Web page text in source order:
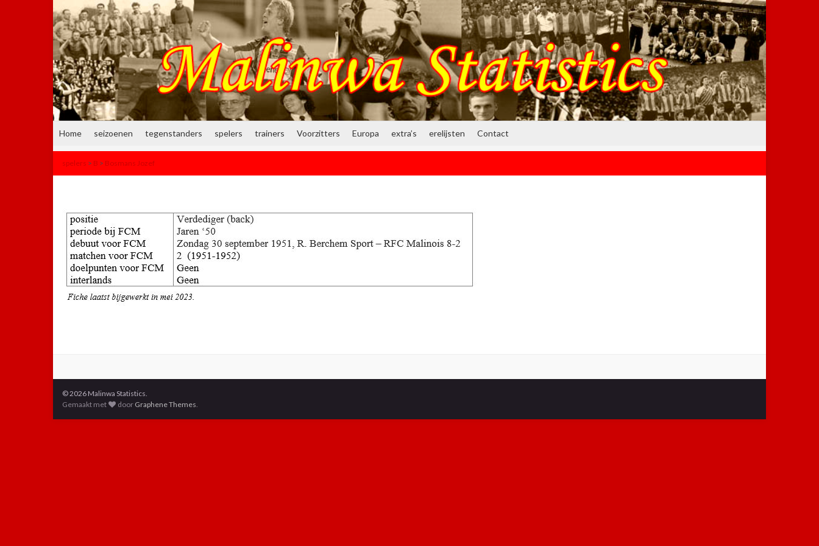
Home seizoenen tegenstanders spelers trainers Voorzitters Europa extra’s erelijsten Contact
spelers > B > Bosmans Jozef
© 2026 Malinwa Statistics.
Gemaakt met
door Graphene Themes.